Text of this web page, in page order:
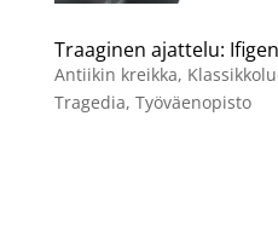
Traaginen ajattelu:
Antiikin kreikka,
Tragedia, Työväenopisto